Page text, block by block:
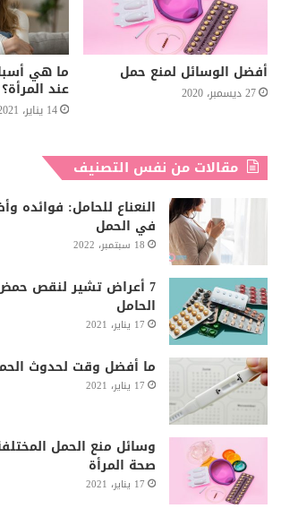
أفضل الوسائل لمنع حمل
27 ديسمبر، 2020
ما هي
عند المرأة؟
14 يناير، 2021
مقالات من نفس التصنيف
النعناع للحامل: فوائده
في الحمل
18 سبتمبر، 2022
7 أعراض تشير لنقص
الحامل
17 يناير، 2021
ما أفضل وقت لحدوث
17 يناير، 2021
وسائل منع الحمل
صحة المرأة
17 يناير، 2021